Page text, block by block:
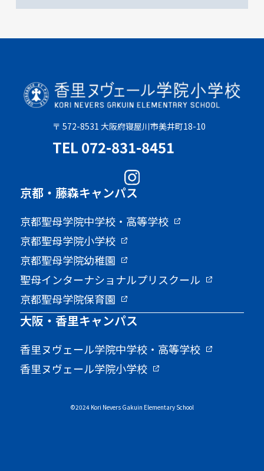
〒 572-8531 大阪府寝屋川市美井町18-10
TEL 072-831-8451
京都・藤森キャンパス
京都聖母学院中学校・高等学校
京都聖母学院小学校
京都聖母学院幼稚園
聖母インターナショナルプリスクール
京都聖母学院保育園
大阪・香里キャンパス
香里ヌヴェール学院中学校・高等学校
香里ヌヴェール学院小学校
©2024 Kori Nevers Gakuin Elementary School